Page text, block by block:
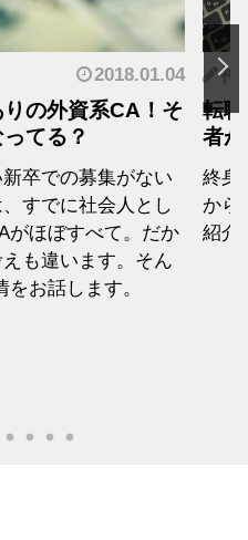
2018.01.04
の外資系CA！そ
てる？
卒での募集がない
すでに社会人とし
ほぼすべて。だか
も違います。そん
お話します。
神
転
者が
終身
から
紹介